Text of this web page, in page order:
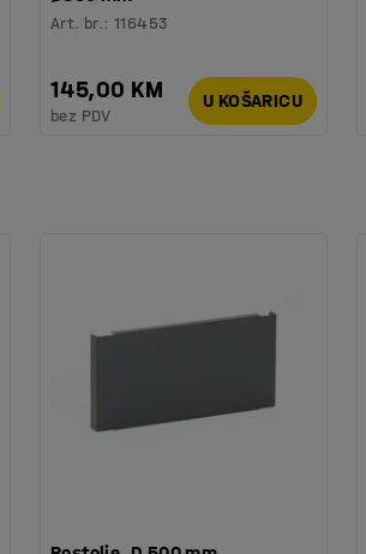
Art. br.:116453
145,00 KM
bez PDV
U KOŠARICU